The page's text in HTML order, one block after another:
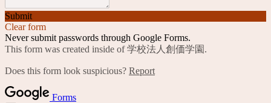
Submit
Clear form
Never submit passwords through Google Forms.
This form was created inside of 学校法人創価学園.
Does this form look suspicious? Report
Forms